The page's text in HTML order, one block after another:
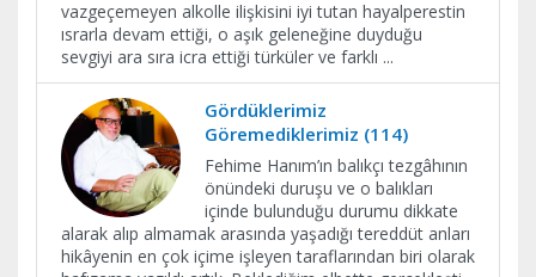
vazgeçemeyen alkolle ilişkisini iyi tutan hayalperestin
ısrarla devam ettiği, o aşık geleneğine duyduğu
sevgiyi ara sıra icra ettiği türküler ve farklı ...
Gördüklerimiz
Göremediklerimiz (114)
Fehime Hanım’ın balıkçı tezgâhının
önündeki duruşu ve o balıkları
içinde bulunduğu durumu dikkate
alarak alıp almamak arasında yaşadığı tereddüt anları
hikâyenin en çok içime işleyen taraflarından biri olarak